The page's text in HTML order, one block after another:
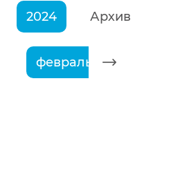
2024 Архив
февраль